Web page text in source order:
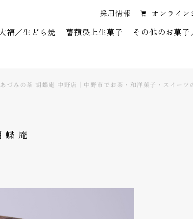
庵
あづみの茶 胡蝶庵 中野店｜中野市でお茶・和洋菓子・スイーツ
採用情報 オンライン
福／生どら焼 薯蕷製上生菓子 その他のお菓子